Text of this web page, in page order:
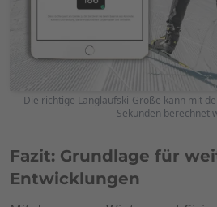
Die richtige Langlaufski-Größe kann mit
Sekunden berechnet
Fazit: Grundlage für
Entwicklungen